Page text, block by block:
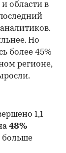
области в
Но
более 45%
регионе,
1,1
48%
больше